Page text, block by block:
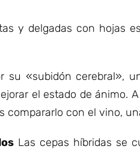
y delgadas con hojas
su «subidón cerebral»,
el estado de ánimo.
compararlo con el vino,
Las cepas híbridas se